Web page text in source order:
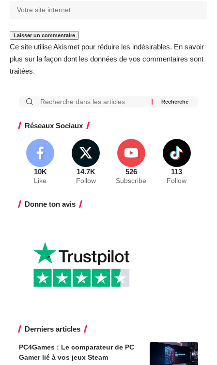
Ce site utilise Akismet pour réduire les indésirables. En savoir
plus sur la façon dont les données de vos commentaires sont
traitées.
Réseaux Sociaux
10K
Like
14.7K
Follow
526
Subscribe
113
Follow
Donne ton avis
Derniers articles
PC4Games : Le comparateur de PC
Gamer lié à vos jeux Steam